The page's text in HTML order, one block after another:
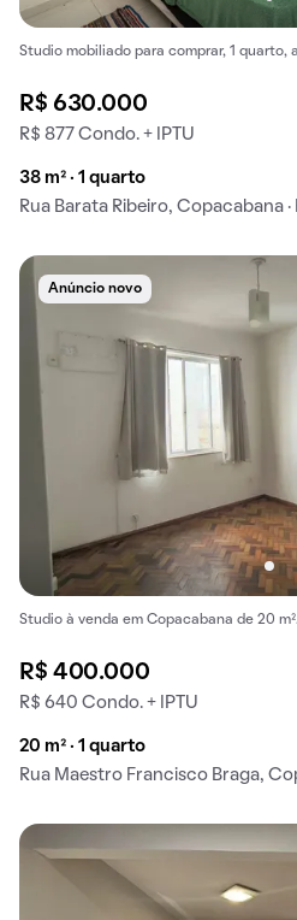
Studio mobiliado para comprar, 1 quarto,
R$ 630.000
R$ 877 Condo. + IPTU
38 m² · 1 quarto
Rua Barata Ribeiro, Copacabana
Anúncio novo
Studio à venda em Copacabana de 20 m².
R$ 400.000
R$ 640 Condo. + IPTU
20 m² · 1 quarto
Rua Maestro Francisco Braga,